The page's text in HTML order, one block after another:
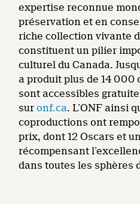
expertise reconnue
préservation et en
riche collection vivante
constituent un pilier
culturel du Canada.
a produit plus de 14
sont accessibles
suronf.ca. L’ONF ainsi
coproductions ont
prix, dont 12 Oscars et
récompensant
dans toutes les sphères